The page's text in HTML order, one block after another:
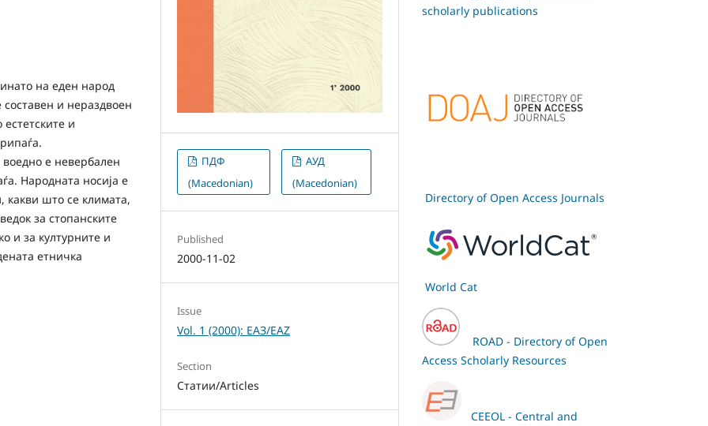
на еден народ
составен и нераздвоен
и
воедно е невербален
Народната носија е
какви што се климата,
за стопанските
и за културните и
етничка
ПДФ
(Macedonian)
АУД
(Macedonian)
Published
2000-11-02
Issue
Vol. 1 (2000): ЕАЗ/EAZ
Section
Статии/Articles
scholarly publications
Directory of Open Access Journals
World Cat
ROAD - Directory of Open
Access Scholarly Resources
CEEOL - Central and